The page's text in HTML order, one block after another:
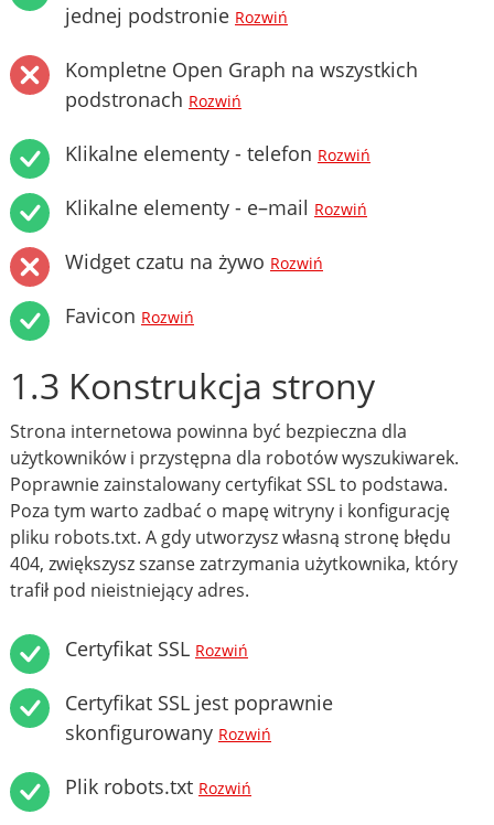
jednej podstronie Rozwiń
Kompletne Open Graph na wszystkich
podstronach Rozwiń
Klikalne elementy - telefon Rozwiń
Klikalne elementy - e–mail Rozwiń
Widget czatu na żywo Rozwiń
Favicon Rozwiń
1.3 Konstrukcja strony
Strona internetowa powinna być bezpieczna dla
użytkowników i przystępna dla robotów wyszukiwarek.
Poprawnie zainstalowany certyfikat SSL to podstawa.
Poza tym warto zadbać o mapę witryny i konfigurację
pliku robots.txt. A gdy utworzysz własną stronę błędu
404, zwiększysz szanse zatrzymania użytkownika, który
trafił pod nieistniejący adres.
Certyfikat SSL Rozwiń
Certyfikat SSL jest poprawnie
skonfigurowany Rozwiń
Plik robots.txt Rozwiń